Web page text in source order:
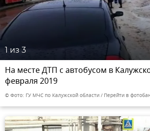
1 из 3
На месте ДТП с автобусом в
февраля 2019
© Фото: ГУ МЧС по Калужской области Перейти в